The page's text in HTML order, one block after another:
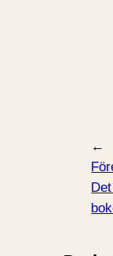
←